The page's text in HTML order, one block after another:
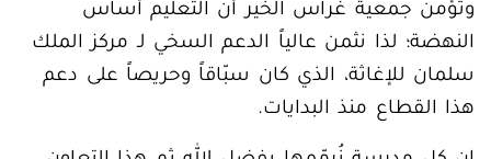
وتؤمن جمعية غراس الخير أن التعليم أساس
النهضة؛ لذا نثمن عالياً الدعم السخي لـ مركز الملك
سلمان للإغاثة، الذي كان سبّاقاً وحريصاً على دعم
هذا القطاع منذ البدايات.